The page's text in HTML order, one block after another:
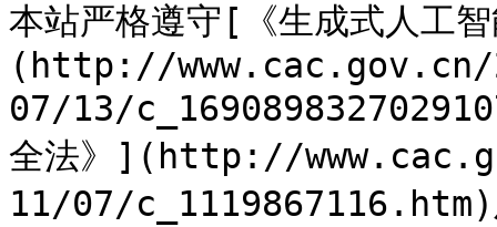
本站严格遵守[《生成式人工
(http://www.cac.gov.cn/
07/13/
全法》](http://
11/07/c_1119867116.htm)